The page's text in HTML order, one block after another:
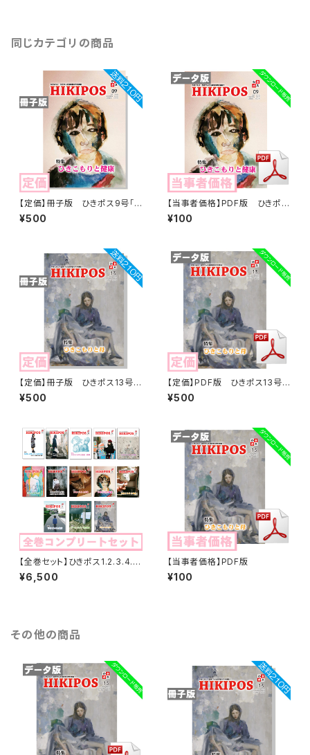
同じカテゴリの商品
【定価】冊子版 ひきポス9号「ひ
きこもりと健康」
¥500
【当事者価格】PDF版 ひきポス
9号「ひきこもりと健康」
¥100
【定価】冊子版 ひきポス13号
「ひきこもりと母」
¥500
【定価】PDF版 ひきポス13号
「ひきこもりと母」
¥500
【全巻セット】ひきポス1.2.3.4.5.
6.7.8.9.10.11.12.13全号セット
販売
¥6,500
【当事者価格】PDF版
¥100
その他の商品